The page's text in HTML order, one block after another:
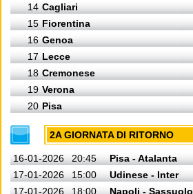
14 Cagliari
15 Fiorentina
16 Genoa
17 Lecce
18 Cremonese
19 Verona
20 Pisa
2A GIORNATA DI RITORNO
16-01-2026 20:45
Pisa - Atalanta
17-01-2026
15:00
Udinese - Inter
17-01-2026
18:00
Napoli - Sassuolo